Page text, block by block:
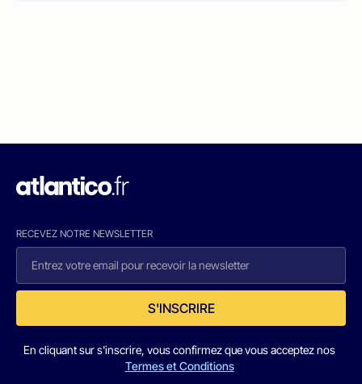
RECEVEZ NOTRE NEWSLETTER
S'INSCRIRE
En cliquant sur s'inscrire, vous confirmez que vous acceptez nos
Termes et Conditions